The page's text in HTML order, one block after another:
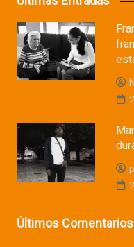
Últimos Comentarios